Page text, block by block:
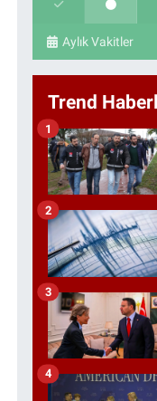
Aylık Vakitler
Trend
1
2
3
4